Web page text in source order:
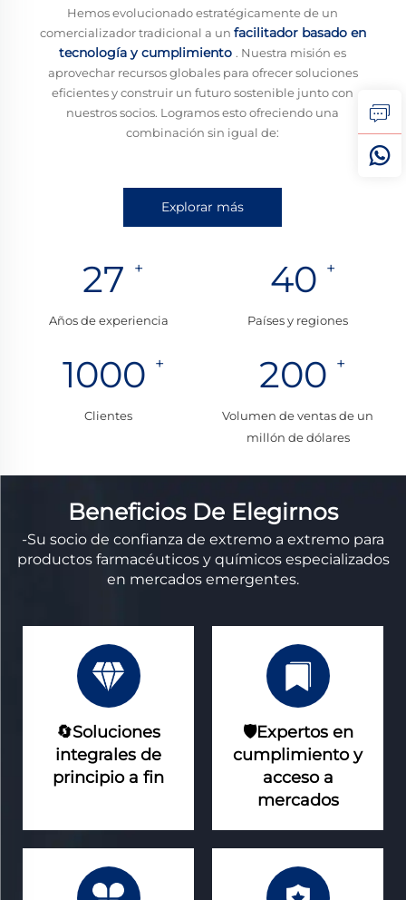
Hemos evolucionado estratégicamente de un
comercializador tradicional a un facilitador basado en
tecnología y cumplimiento​. Nuestra misión es
aprovechar recursos globales para ofrecer soluciones
eficientes y construir un futuro sostenible junto con
nuestros socios. Logramos esto ofreciendo una
combinación sin igual de:
Explorar más
27
Años de experiencia
40
Países y regiones
1000
Clientes
200
Volumen de ventas de un
millón de dólares
Beneficios De Elegirnos
-Su socio de confianza de extremo a extremo para
productos farmacéuticos y químicos especializados
en mercados emergentes.
🔄Soluciones
integrales de
principio a fin
🛡️Expertos en
cumplimiento y
acceso a
mercados